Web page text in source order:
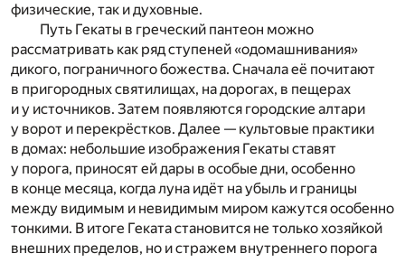
физические, так и духовные.
Путь Гекаты в греческий пантеон можно
рассматривать как ряд ступеней «одомашнивания»
дикого, пограничного божества. Сначала её почитают
в пригородных святилищах, на дорогах, в пещерах
и у источников. Затем появляются городские алтари
у ворот и перекрёстков. Далее — культовые практики
в домах: небольшие изображения Гекаты ставят
у порога, приносят ей дары в особые дни, особенно
в конце месяца, когда луна идёт на убыль и границы
между видимым и невидимым миром кажутся особенно
тонкими. В итоге Геката становится не только хозяйкой
внешних пределов, но и стражем внутреннего порога